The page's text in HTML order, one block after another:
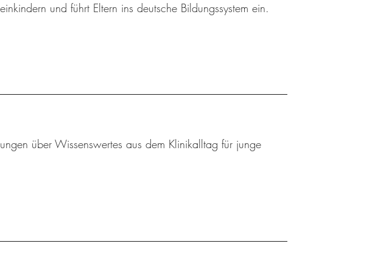
und führt Eltern ins deutsche Bildungssystem ein.
über Wissenswertes aus dem Klinikalltag für junge